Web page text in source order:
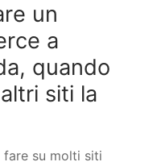
un
a
quando
siti la
fare su molti siti